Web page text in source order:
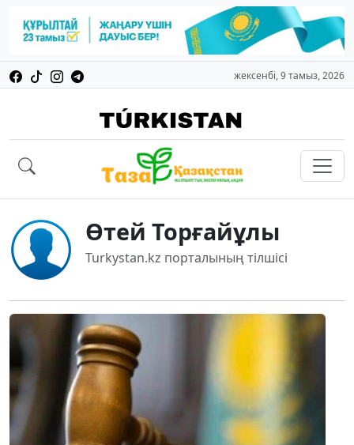
жексенбі, 9 тамыз, 2026
Өтей Торғайұлы
Turkystan.kz порталының тілшісі